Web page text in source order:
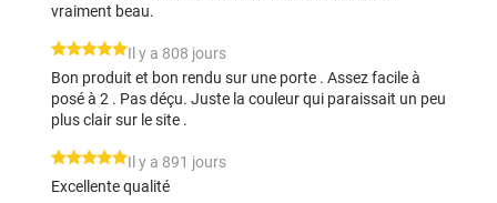
vraiment beau.
*****
Il y a 808 jours
Bon produit et bon rendu sur une porte . Assez facile à
posé à 2 . Pas déçu. Juste la couleur qui paraissait un peu
plus clair sur le site .
*****
Il y a 891 jours
Excellente qualité